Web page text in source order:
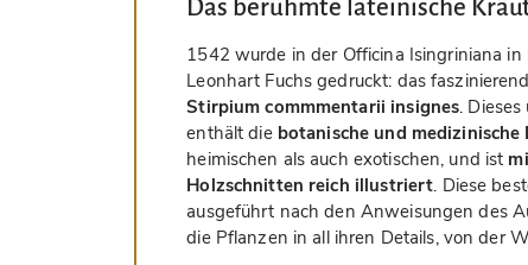
Das berühmte lateinische
1542 wurde in der Officina Isingriniana
Leonhart Fuchs gedruckt: das
Stirpium commmentarii insignes.
enthält die botanische und
heimischen als auch exotischen, und ist
Holzschnitten reich illustriert. Diese
ausgeführt nach den Anweisungen des
die Pflanzen in all ihren Details, von der